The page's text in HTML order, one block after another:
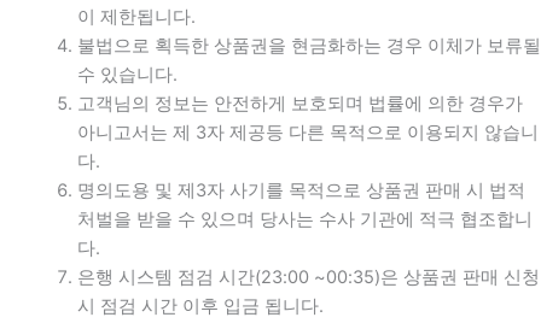
이 제한됩니다.
불법으로 획득한 상품권을 현금화하는 경우 이체가 보류될
수 있습니다.
고객님의 정보는 안전하게 보호되며 법률에 의한 경우가
아니고서는 제 3자 제공등 다른 목적으로 이용되지 않습니
다.
명의도용 및 제3자 사기를 목적으로 상품권 판매 시 법적
처벌을 받을 수 있으며 당사는 수사 기관에 적극 협조합니
다.
은행 시스템 점검 시간(23:00 ~00:35)은 상품권 판매 신청
시 점검 시간 이후 입금 됩니다.